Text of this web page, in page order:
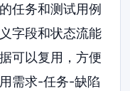
任务和测试用例
字段和状态流能
可以复用，方便
需求-任务-缺陷